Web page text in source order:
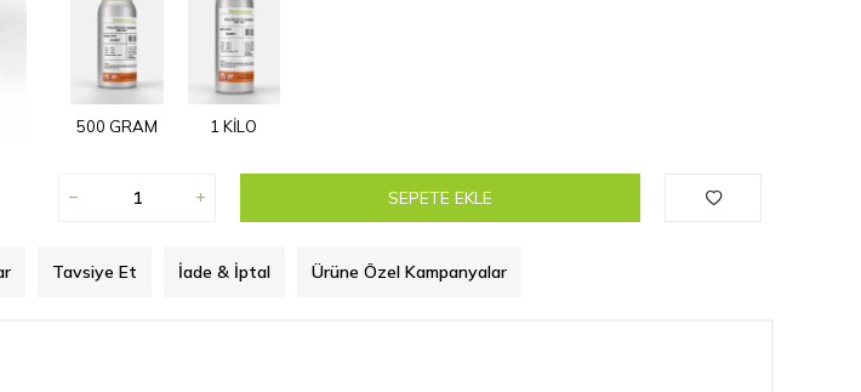
500 GRAM 1 KİLO
SEPETE EKLE
Tavsiye Et İade & İptal Ürüne Özel Kampanyalar